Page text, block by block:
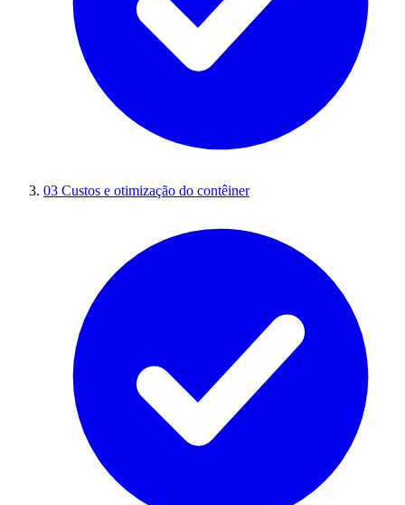
03 Custos e otimização do contêiner